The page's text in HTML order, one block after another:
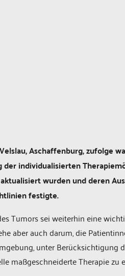
Aschaffenburg, zufolge
der individualisierten
wurden und deren
festigte.
Tumors sei weiterhin eine
aber auch darum, die
unter Berücksichtigung
maßgeschneiderte Therapie zu